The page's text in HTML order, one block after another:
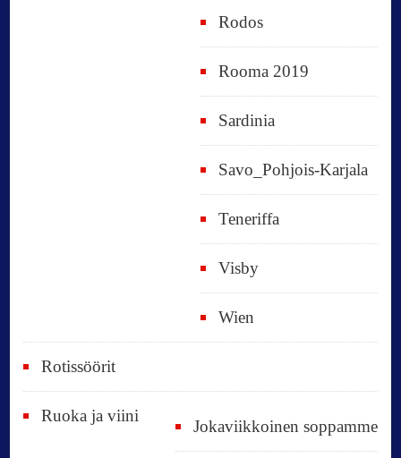
Rodos
Rooma 2019
Sardinia
Savo_Pohjois-Karjala
Teneriffa
Visby
Wien
Rotissöörit
Ruoka ja viini
Jokaviikkoinen soppamme